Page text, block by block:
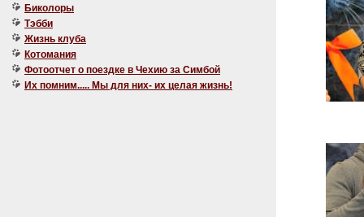
Биколоры
Тэбби
Жизнь клуба
Котомания
Фотоотчет о поездке в Чехию за Симбой
Их помним..... Мы для них- их целая жизнь!